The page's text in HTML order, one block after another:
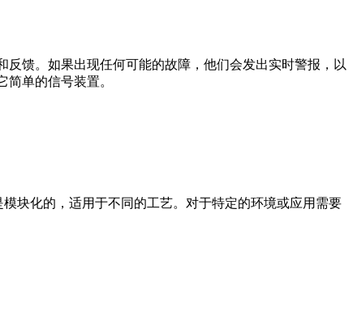
馈。如果出现任何可能的故障，他们会发出实时警报，以
单的信号装置。
块化的，适用于不同的工艺。对于特定的环境或应用需要